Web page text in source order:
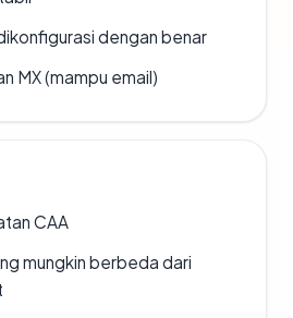
dengan benar
MX (mampu email)
CAA
mungkin berbeda dari